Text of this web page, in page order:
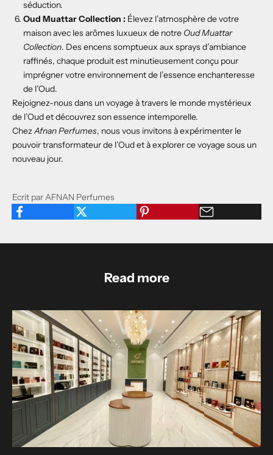
séduction.
Oud Muattar Collection : Élevez l’atmosphère de votre
maison avec les arômes luxueux de notre Oud Muattar
Collection. Des encens somptueux aux sprays d’ambiance
raffinés, chaque produit est minutieusement conçu pour
imprégner votre environnement de l’essence enchanteresse
de l’Oud.
Rejoignez-nous dans un voyage à travers le monde mystérieux
de l’Oud et découvrez son essence intemporelle.
ChezAfnan Perfumes, nous vous invitons à expérimenter le
pouvoir transformateur de l’Oud et à explorer ce voyage sous un
nouveau jour.
Ecrit par AFNAN Perfumes
Read more